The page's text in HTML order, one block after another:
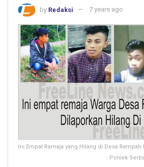
by Redaksi 7 years ago
Ini Empat Ramaja yang Hilang di Desa
: Polsek